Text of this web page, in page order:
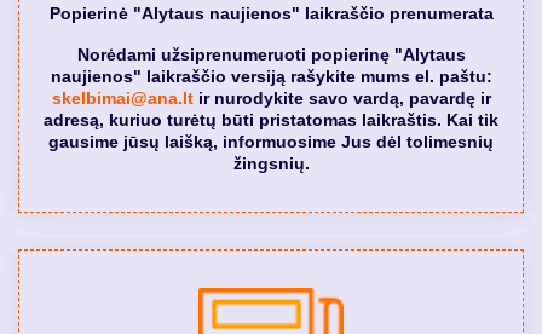
Popierinė "Alytaus naujienos" laikraščio prenumerata
Norėdami užsiprenumeruoti popierinę "Alytaus
naujienos" laikraščio versiją rašykite mums el. paštu:
skelbimai@ana.ltir nurodykite savo vardą, pavardę ir
adresą, kuriuo turėtų būti pristatomas laikraštis. Kai tik
gausime jūsų laišką, informuosime Jus dėl tolimesnių
žingsnių.